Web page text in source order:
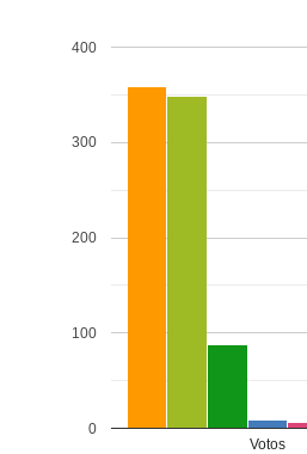
Votos
0
100
200
300
400